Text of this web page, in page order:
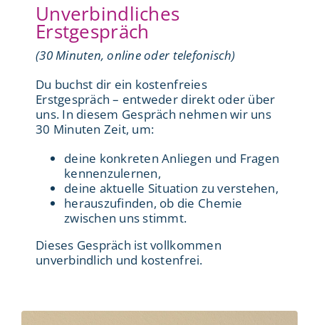
Unverbindliches
Erstgespräch
(30 Minuten, online oder telefonisch)
Du buchst dir ein kostenfreies
Erstgespräch – entweder direkt oder über
uns. In diesem Gespräch nehmen wir uns
30 Minuten Zeit, um:
deine konkreten Anliegen und Fragen
kennenzulernen,
deine aktuelle Situation zu verstehen,
herauszufinden, ob die Chemie
zwischen uns stimmt.
Dieses Gespräch ist vollkommen
unverbindlich und kostenfrei.